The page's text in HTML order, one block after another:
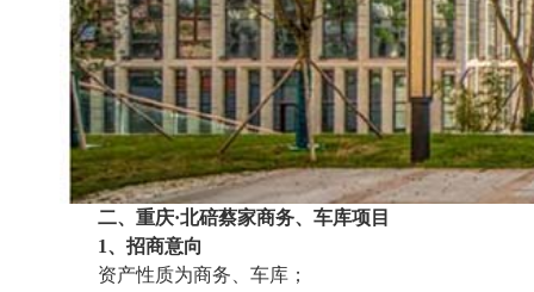
二、重庆·北碚蔡家商务、车库项目
1、招商意向
资产性质为商务、车库；